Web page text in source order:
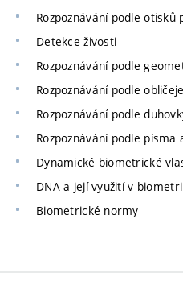
Rozpoznávání podle otisků
Detekce živosti
Rozpoznávání podle
Rozpoznávání podle
Rozpoznávání podle
Rozpoznávání podle písma
Dynamické biometrické
DNA a její využití v
Biometrické normy